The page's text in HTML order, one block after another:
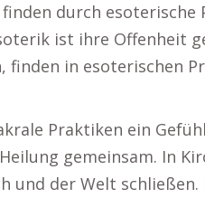
durch esoterische
ist ihre Offenheit
finden in esoterischen
Praktiken ein
gemeinsam. In
und der Welt schließen.